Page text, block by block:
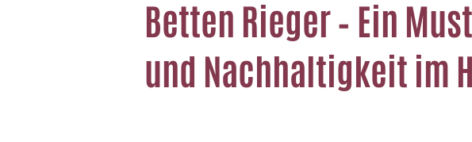
Betten Rieger – Ein
und Nachhaltigkeit im